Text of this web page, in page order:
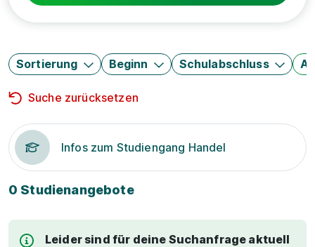
Sortierung Beginn Schulabschluss
Suche zurücksetzen
Infos zum Studiengang Handel
0 Studienangebote
Leider sind für deine Suchanfrage aktuell